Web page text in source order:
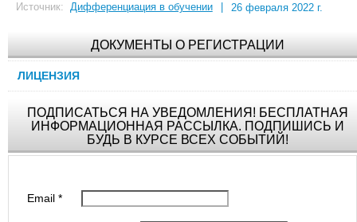
Источник: Дифференциация в обучении 26 февраля 2022 г.
ДОКУМЕНТЫ О РЕГИСТРАЦИИ
ЛИЦЕНЗИЯ
ПОДПИСАТЬСЯ НА УВЕДОМЛЕНИЯ! БЕСПЛАТНАЯ
ИНФОРМАЦИОННАЯ РАССЫЛКА. ПОДПИШИСЬ И
БУДЬ В КУРСЕ ВСЕХ СОБЫТИЙ!
Email*